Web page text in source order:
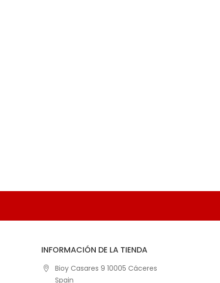
INFORMACIÓN DE LA TIENDA
Bioy Casares 9 10005 Cáceres
Spain